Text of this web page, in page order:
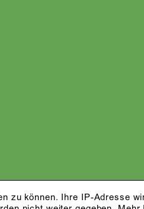
zu können. Ihre IP-Adresse